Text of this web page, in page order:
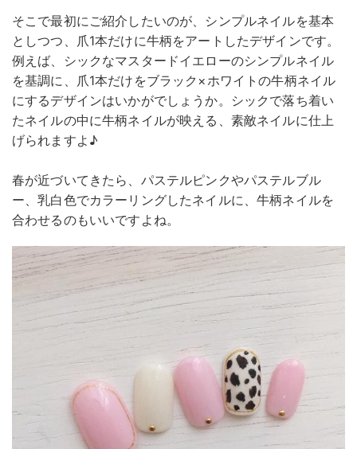
そこで最初にご紹介したいのが、シンプルネイルを基本
としつつ、爪1本だけに牛柄をアートしたデザインです。
例えば、シックなマスタードイエローのシンプルネイル
を基調に、爪1本だけをブラック×ホワイトの牛柄ネイル
にするデザインはいかがでしょうか。シックで落ち着い
たネイルの中に牛柄ネイルが映える、素敵ネイルに仕上
げられますよ♪
春が近づいてきたら、パステルピンクやパステルブル
ー、乳白色でカラーリングしたネイルに、牛柄ネイルを
合わせるのもいいですよね。